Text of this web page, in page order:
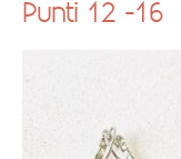
Punti 12 -16